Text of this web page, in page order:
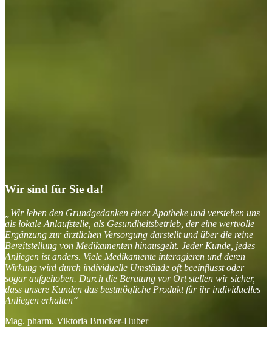
Wir sind für Sie da!
„Wir leben den Grundgedanken einer Apotheke und verstehen uns
als lokale Anlaufstelle, als Gesundheitsbetrieb, der eine wertvolle
Ergänzung zur ärztlichen Versorgung darstellt und über die reine
Bereitstellung von Medikamenten hinausgeht. Jeder Kunde, jedes
Anliegen ist anders. Viele Medikamente interagieren und deren
Wirkung wird durch individuelle Umstände oft beeinflusst oder
sogar aufgehoben. Durch die Beratung vor Ort stellen wir sicher,
dass unsere Kunden das bestmögliche Produkt für ihr individuelles
Anliegen erhalten“
Mag. pharm. Viktoria Brucker-Huber